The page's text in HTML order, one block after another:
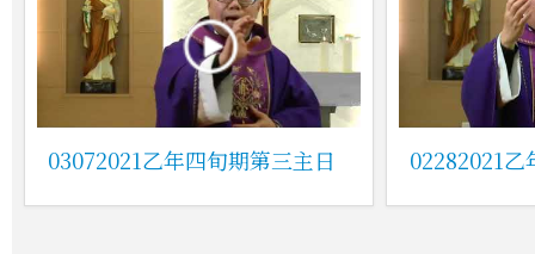
03072021乙年四旬期第三主日 02282021乙